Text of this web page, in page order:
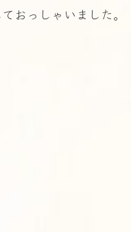
おっしゃいました。